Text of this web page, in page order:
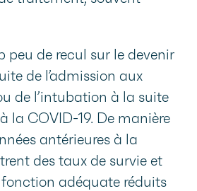
peu de recul sur le devenir
de l’admission aux
de l’intubation à la suite
la COVID-19. De manière
antérieures à la
des taux de survie et
adéquate réduits